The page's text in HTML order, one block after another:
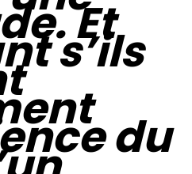
Et
s’ils
du